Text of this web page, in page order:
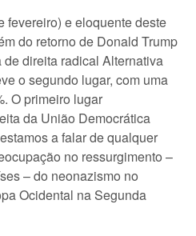
fevereiro) e eloquente deste
do retorno de Donald Trump
direita radical Alternativa
o segundo lugar, com uma
O primeiro lugar
da União Democrática
a falar de qualquer
no ressurgimento –
– do neonazismo no
Ocidental na Segunda